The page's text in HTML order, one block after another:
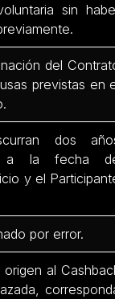
sin
del
previstas en
dos
a la fecha
y el
por error.
al